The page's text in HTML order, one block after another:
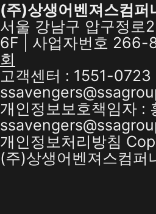
(주)상생어벤져스컴퍼
서울 강남구 압구정로
6F | 사업자번호 266-
회
고객센터 : 1551-0723 |
개인정보보호책임자 :
개인정보처리방침
(주)상생어벤져스컴퍼